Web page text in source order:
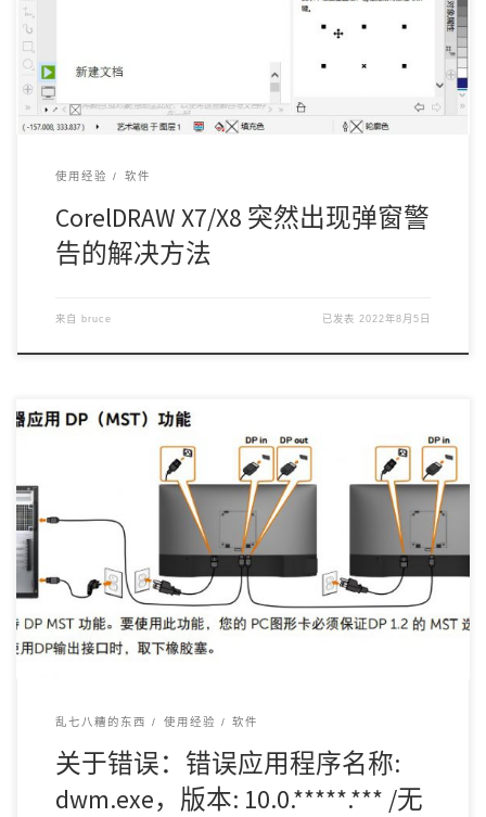
效果图，还是校验包装问题，设计师好巧不巧的 […]
使用经验 软件
CorelDRAW X7/X8 突然出现弹窗警
告的解决方法
来自 bruce 已发表2022年8月5日
本人是个极品飞车的中度玩家，在一次Steam打折期间接触了
ForzaHorizon 4 （地平线4） […]
乱七八糟的东西 使用经验 软件
关于错误：错误应用程序名称:
dwm.exe，版本: 10.0.*****.*** /无